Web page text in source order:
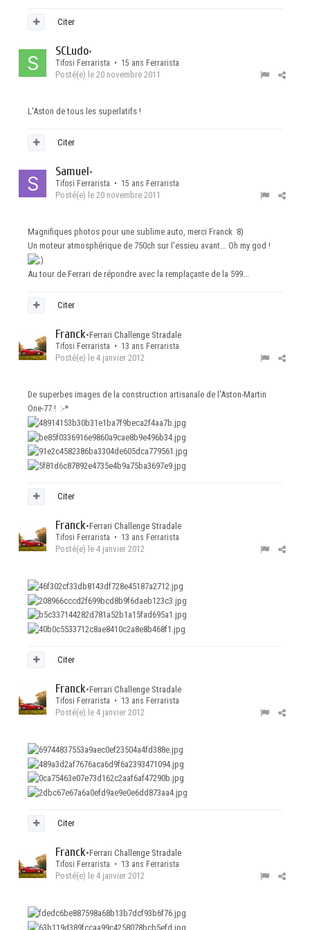
Citer
SCLudo•
Tifosi Ferrarista • 15 ans Ferrarista
Posté(e) le 20 novembre 2011
L'Aston de tous les superlatifs !
Citer
Samuel•
Tifosi Ferrarista • 15 ans Ferrarista
Posté(e) le 20 novembre 2011
Magnifiques photos pour une sublime auto, merci Franck 8)
Un moteur atmosphérique de 750ch sur l'essieu avant... Oh my god !
Au tour de Ferrari de répondre avec la remplaçante de la 599...
Citer
Franck•Ferrari Challenge Stradale
Tifosi Ferrarista • 13 ans Ferrarista
Posté(e) le 4 janvier 2012
De superbes images de la construction artisanale de l'Aston-Martin
One-77 ! :-*
Citer
Franck•Ferrari Challenge Stradale
Tifosi Ferrarista • 13 ans Ferrarista
Posté(e) le 4 janvier 2012
Citer
Franck•Ferrari Challenge Stradale
Tifosi Ferrarista • 13 ans Ferrarista
Posté(e) le 4 janvier 2012
Citer
Franck•Ferrari Challenge Stradale
Tifosi Ferrarista • 13 ans Ferrarista
Posté(e) le 4 janvier 2012